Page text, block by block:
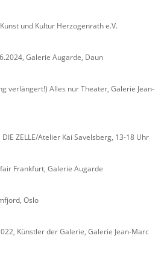
und Kultur Herzogenrath e.V.
Galerie Augarde, Daun
verlängert!) Alles nur Theater, Galerie Jean-
ZELLE/Atelier Kai Savelsberg, 13-18 Uhr
Frankfurt, Galerie Augarde
Oslo
Künstler der Galerie, Galerie Jean-Marc